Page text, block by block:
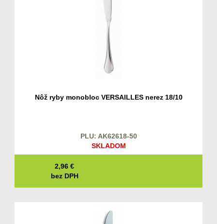
Nôž ryby monobloc VERSAILLES nerez 18/10
PLU: AK62618-50
SKLADOM
2,96 €
bez DPH